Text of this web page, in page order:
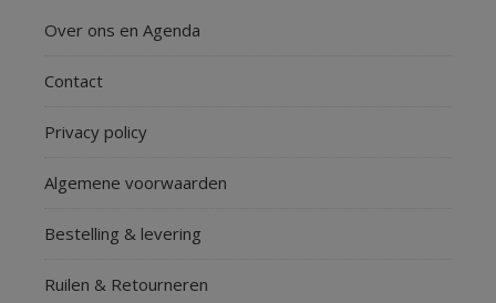
Over ons en Agenda
Contact
Privacy policy
Algemene voorwaarden
Bestelling & levering
Ruilen & Retourneren